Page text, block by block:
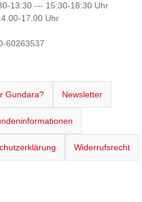
13:30 --- 15:30-18:30 Uhr
17.00 Uhr
60263537
Gundara? Newsletter
Widerrufsrecht